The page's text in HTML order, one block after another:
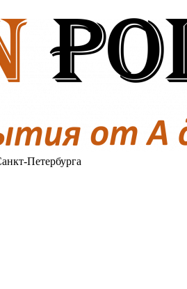
Петербурга